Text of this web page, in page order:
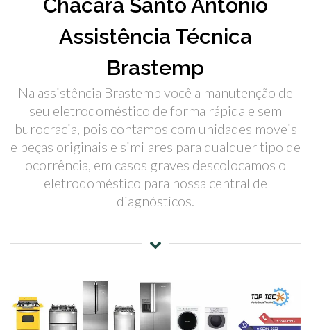
Chácara Santo Antônio
Assistência Técnica
Brastemp
Na assistência Brastemp você a manutenção de
seu eletrodoméstico de forma rápida e sem
burocracia, pois contamos com unidades moveis
e peças originais e similares para qualquer tipo de
ocorrência, em casos graves descolocamos o
eletrodoméstico para nossa central de
diagnósticos.